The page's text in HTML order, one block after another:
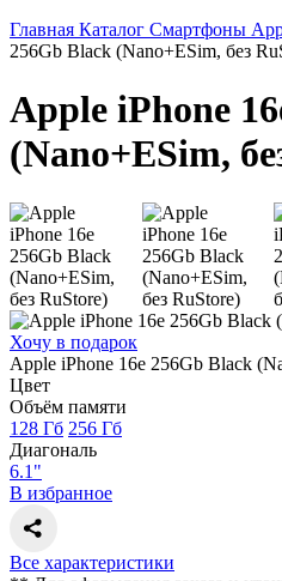
Главная Каталог Смартфоны
256Gb Black (Nano+ESim, без
Apple iPhone
(Nano+ESim,
Хочу в подарок
Apple iPhone 16e 256Gb Black
Цвет
Объём памяти
128 Гб 256 Гб
Диагональ
6.1"
В избранное
Все характеристики